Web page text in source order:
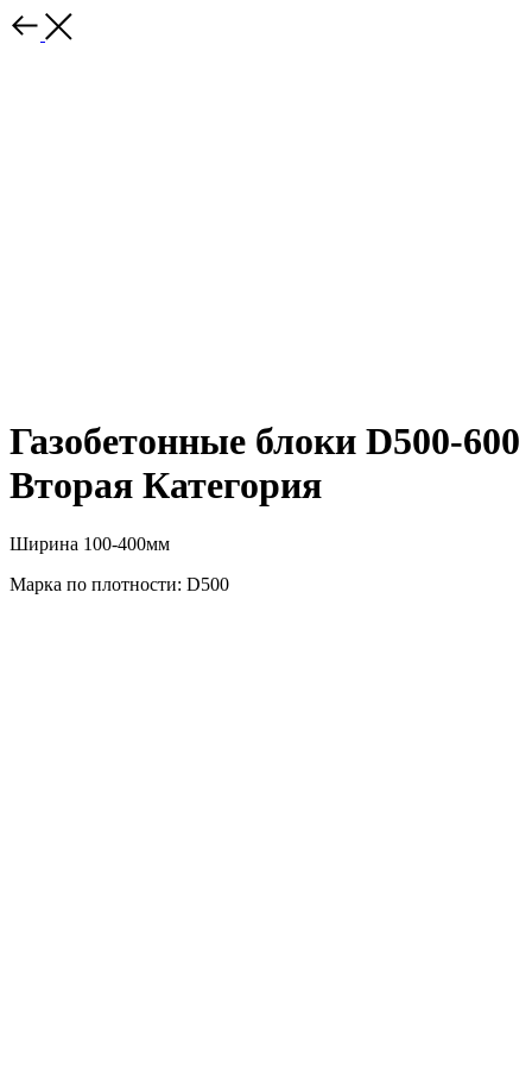
Газобетонные блоки D500-600
Вторая Категория
Ширина 100-400мм
Марка по плотности: D500